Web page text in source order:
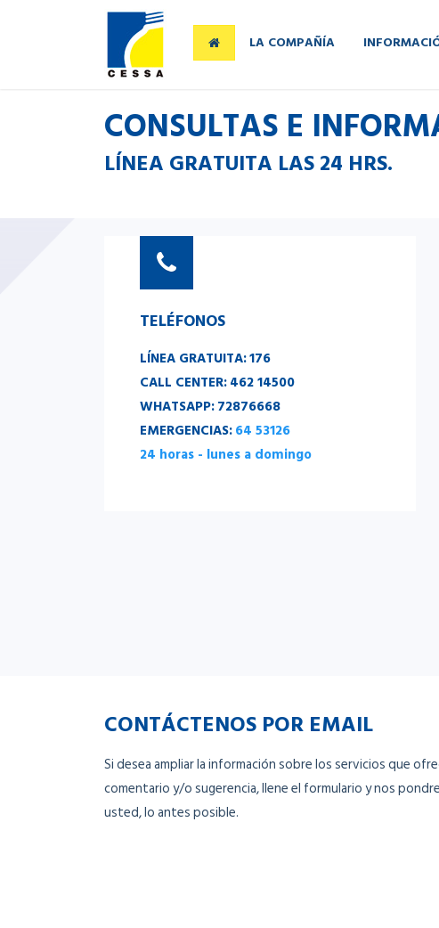
LA COMPAÑÍA
CONSULTAS E
LÍNEA GRATUITA LAS 24 HRS.
TELÉFONOS
LÍNEA GRATUITA:176
CALL CENTER:462 14500
WHATSAPP:72876668
EMERGENCIAS:64 53126
24 horas - lunes a domingo
CONTÁCTENOS POR EMAIL
Si desea ampliar la información sobre los servicios que
comentario y/o sugerencia, llene el formulario y nos
usted, lo antes posible.